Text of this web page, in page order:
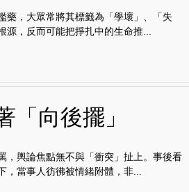
藥，大眾常將其標籤為「學壞」、「失
，反而可能把掙扎中的生命推...
「向後擺」
，輿論焦點無不與「衝突」扯上。事後看
當事人彷彿被情緒附體，非...